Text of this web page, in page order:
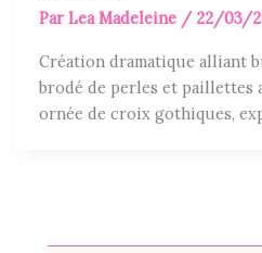
ParLea Madeleine / 22/03/
Création dramatique alliant
brodé de perles et paillettes
ornée de croix gothiques,